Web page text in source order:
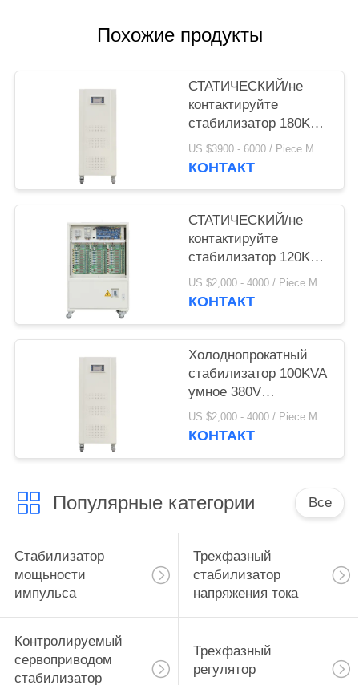
Похожие продукты
СТАТИЧЕСКИЙ/не
контактируйте
стабилизатор 180KVA
умное 380V
напряжения тока AC
US $3900 - 6000 / Piece MOQ:1
КОНТАКТ
СТАТИЧЕСКИЙ/не
контактируйте
стабилизатор 120KVA
умное 380V
напряжения тока AC
US $2,000 - 4000 / Piece MOQ:1
КОНТАКТ
Холоднопрокатный
стабилизатор 100KVA
умное 380V
напряжения тока AC US $2,000 - 4000 / Piece MOQ:1
КОНТАКТ
Популярные категории Все
Стабилизатор
мощьности
импульса
Трехфазный
стабилизатор
напряжения тока
Контролируемый
сервоприводом
стабилизатор
Трехфазный
регулятор